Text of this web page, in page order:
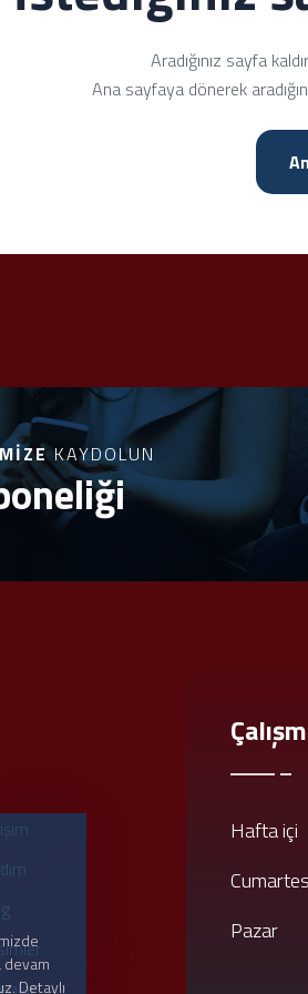
Aradığınız sayfa
Ana sayfaya dönerek
KAYDOLUN
Hafta içi
Pazar
Detaylı